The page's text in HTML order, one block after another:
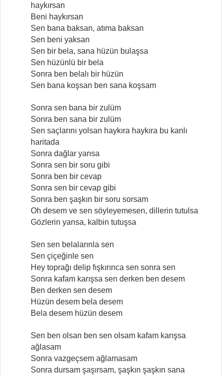
haykırsan
Beni haykırsan
Sen bana baksan, atıma baksan
Sen beni yaksan
Sen bir bela, sana hüzün bulaşsa
Sen hüzünlü bir bela
Sonra ben belalı bir hüzün
Sen bana koşsan ben sana koşsam
Sonra sen bana bir zulüm
Sonra ben sana bir zulüm
Sen saçlarını yolsan haykıra haykıra bu kanlı
haritada
Sonra dağlar yansa
Sonra sen bir soru gibi
Sonra ben bir cevap
Sonra sen bir cevap gibi
Sonra ben şaşkın bir soru sorsam
Oh desem ve sen söyleyemesen, dillerin tutulsa
Gözlerin yansa, kalbin tutuşsa
Sen sen belalarınla sen
Sen çiçeğinle sen
Hey toprağı delip fışkırınca sen sonra sen
Sonra kafam karışsa sen derken ben desem
Ben derken sen desem
Hüzün desem bela desem
Bela desem hüzün desem
Sen ben olsan ben sen olsam kafam karışsa
ağlasam
Sonra vazgeçsem ağlamasam
Sonra dursam şaşırsam, şaşkın şaşkın sana